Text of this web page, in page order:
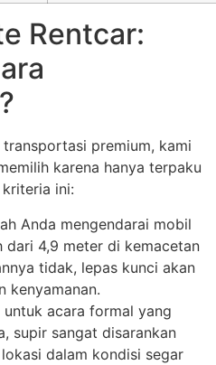
Rentcar:
premium, kami
karena hanya terpaku
ini:
Anda mengendarai mobil
dari 4,9 meter di kemacetan
tidak, lepas kunci akan
kenyamanan.
untuk acara formal yang
supir sangat disarankan
dalam kondisi segar